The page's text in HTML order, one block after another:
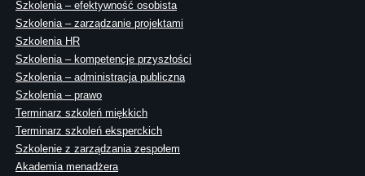
Szkolenia – efektywność osobista
Szkolenia – zarządzanie projektami
Szkolenia HR
Szkolenia – kompetencje przyszłości
Szkolenia – administracja publiczna
Szkolenia – prawo
Terminarz szkoleń miękkich
Terminarz szkoleń eksperckich
Szkolenie z zarządzania zespołem
Akademia menadżera